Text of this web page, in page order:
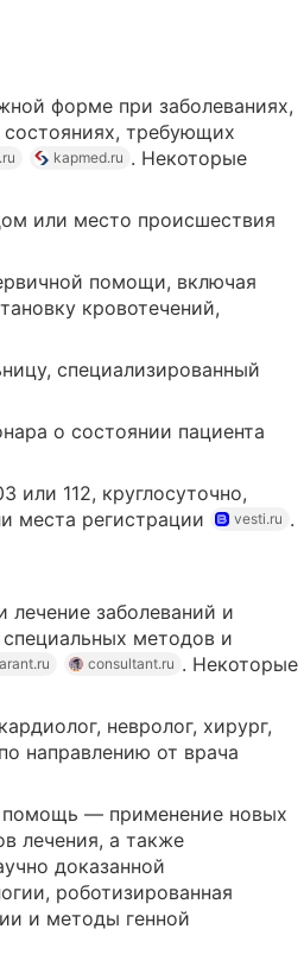
форме при заболеваниях,
состояниях, требующих
kapmed.ru . Некоторые
или место происшествия
помощи, включая
кровотечений,
специализированный
о состоянии пациента
или 112, круглосуточно,
места регистрации
vesti.ru .
лечение заболеваний и
методов и
consultant.ru . Некоторые
невролог, хирург,
направлению от врача
помощь — применение новых
лечения, а также
доказанной
роботизированная
и методы генной